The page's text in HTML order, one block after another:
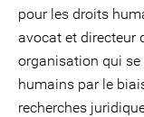
pour les droits
avocat et directeur
organisation qui
humains par le
recherches